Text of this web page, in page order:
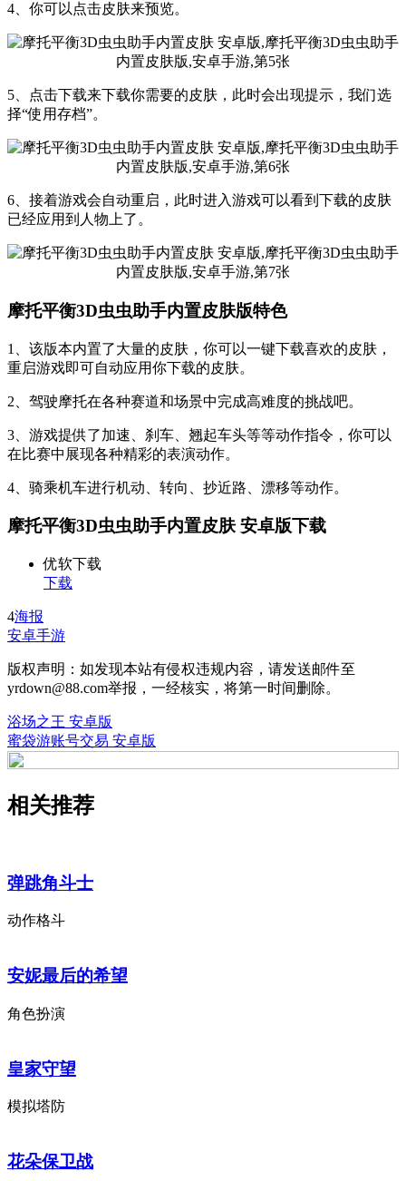
4、你可以点击皮肤来预览。
5、点击下载来下载你需要的皮肤，此时会出现提示，我们选
择“使用存档”。
6、接着游戏会自动重启，此时进入游戏可以看到下载的皮肤
已经应用到人物上了。
摩托平衡3D虫虫助手内置皮肤版特色
1、该版本内置了大量的皮肤，你可以一键下载喜欢的皮肤，
重启游戏即可自动应用你下载的皮肤。
2、驾驶摩托在各种赛道和场景中完成高难度的挑战吧。
3、游戏提供了加速、刹车、翘起车头等等动作指令，你可以
在比赛中展现各种精彩的表演动作。
4、骑乘机车进行机动、转向、抄近路、漂移等动作。
摩托平衡3D虫虫助手内置皮肤 安卓版下载
优软下载
下载
4海报
安卓手游
版权声明：如发现本站有侵权违规内容，请发送邮件至
yrdown@88.com举报，一经核实，将第一时间删除。
浴场之王 安卓版
蜜袋游账号交易 安卓版
相关推荐
弹跳角斗士
动作格斗
安妮最后的希望
角色扮演
皇家守望
模拟塔防
花朵保卫战